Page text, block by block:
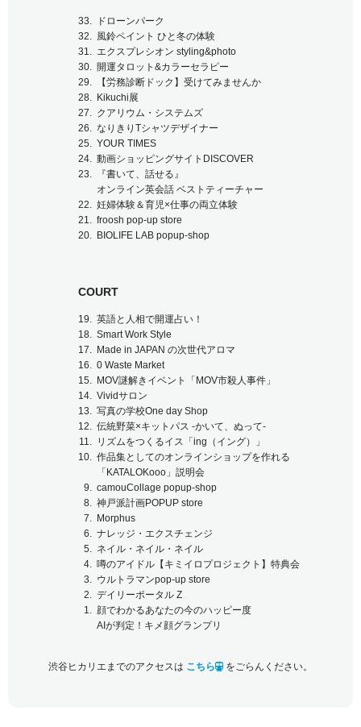
ドローンパーク
風鈴ペイント ひと冬の体験
エクスプレシオン styling&photo
開運タロット&カラーセラピー
【労務診断ドック】受けてみませんか
Kikuchi展
クアリウム・システムズ
なりきりTシャツデザイナー
YOUR TIMES
動画ショッピングサイトDISCOVER
『書いて、話せる』
オンライン英会話 ベストティーチャー
妊婦体験＆育児×仕事の両立体験
froosh pop-up store
BIOLIFE LAB popup-shop
COURT
英語と人相で開運占い！
Smart Work Style
Made in JAPAN の次世代アロマ
0 Waste Market
MOV謎解きイベント「MOV市殺人事件」
Vividサロン
写真の学校One day Shop
伝統野菜×キットパス -かいて、ぬって-
リズムをつくるイス「ing（イング）」
作品集としてのオンラインショップを作れる
「KATALOKooo」説明会
camouCollage popup-shop
神戸派計画POPUP store
Morphus
ナレッジ・エクスチェンジ
ネイル・ネイル・ネイル
噂のアイドル【キミイロプロジェクト】特典会
ウルトラマンpop-up store
デイリーポータル Z
顔でわかるあなたの今のハッピー度
AIが判定！キメ顔グランプリ
渋谷ヒカリエまでのアクセスは こちら をごらんください。